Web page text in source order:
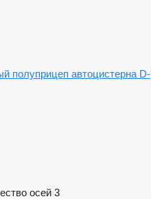
полуприцеп автоцистерна D-
осей 3